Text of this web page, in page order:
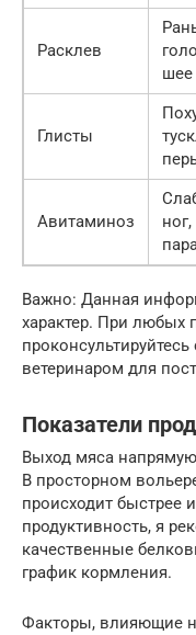
Расклев
шее
Глисты
Авитаминоз
ног,
Важно: Данная
характер. При любых
ветеринаром для
Показатели
Выход мяса
В просторном
происходит быстрее
продуктивность, я
качественные
график кормления.
Факторы, влияющие